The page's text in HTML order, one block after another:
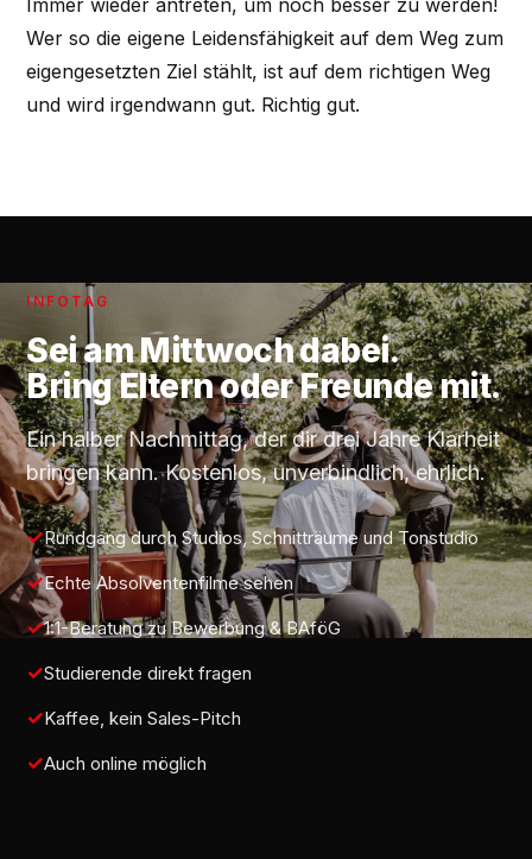
Immer wieder antreten, um noch besser zu werden!
Wer so die eigene Leidensfähigkeit auf dem Weg zum
eigengesetzten Ziel stählt, ist auf dem richtigen Weg
und wird irgendwann gut. Richtig gut.
INFOTAG
Sei amMittwochdabei.
Bring Eltern oder Freunde mit.
Ein halber Nachmittag, der dir drei Jahre Klarheit
bringen kann. Kostenlos, unverbindlich, ehrlich.
Rundgang durch Studios, Schnitträume und Tonstudio
Echte Absolventenfilme sehen
1:1-Beratung zu Bewerbung & BAföG
Studierende direkt fragen
Kaffee, kein Sales-Pitch
Auch online möglich